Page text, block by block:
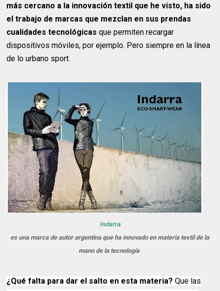
más cercano a la innovación textil que he visto, ha sido
el trabajo de marcas que mezclan en sus prendas
cualidades tecnológicas que permiten recargar
dispositivos móviles, por ejemplo. Pero siempre en la línea
de lo urbano sport.
Indarra
es una marca de autor argentina que ha innovado en materia textil de la
mano de la tecnología
¿Qué falta para dar el salto en esta materia? Que las